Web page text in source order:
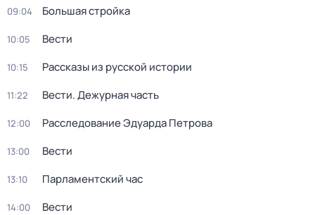
09:04 Большая стройка
10:05 Вести
10:15 Рассказы из русской истории
11:22 Вести. Дежурная часть
12:00 Расследование Эдуарда Петрова
13:00 Вести
13:10 Парламентский час
14:00 Вести